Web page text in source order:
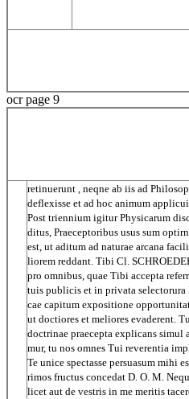
ocr page 9
retinuerunt , neqne ab iis ad
deflexisse et ad hoc animum
Post triennium igitur Physicarum
ditus, Praeceptoribus usus sum
est, ut aditum ad naturae arcana
liorem reddant. Tibi Cl.
pro omnibus, quae Tibi accepta
tuis publicis et in privata
cae capitum expositione
ut doctiores et meliores evaderent.
doctrinae praecepta explicans simul
mur, tu nos omnes Tui reverentia
Te unice spectasse persuasum mihi
rimos fructus concedat D. O. M.
licet aut de vestris in me meritis